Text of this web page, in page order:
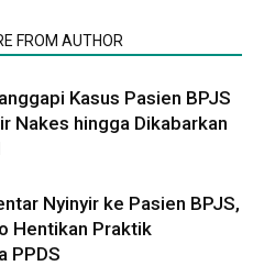
FROM AUTHOR
Kasus Pasien BPJS
Nakes hingga Dikabarkan
Nyinyir ke Pasien BPJS,
Hentikan Praktik
PPDS